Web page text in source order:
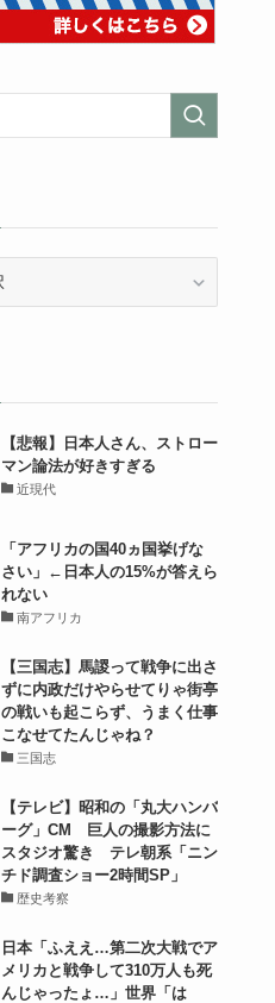
【悲報】日本人さん、ストロー
マン論法が好きすぎる
近現代
「アフリカの国40ヵ国挙げな
さい」←日本人の15%が答えら
れない
南アフリカ
【三国志】馬謖って戦争に出さ
ずに内政だけやらせてりゃ街亭
の戦いも起こらず、うまく仕事
こなせてたんじゃね？
三国志
【テレビ】昭和の「丸大ハンバ
ーグ」CM 巨人の撮影方法に
スタジオ驚き テレ朝系「ニン
チド調査ショー2時間SP」
歴史考察
日本「ふええ…第二次大戦でア
メリカと戦争して310万人も死
んじゃったょ…」世界「は